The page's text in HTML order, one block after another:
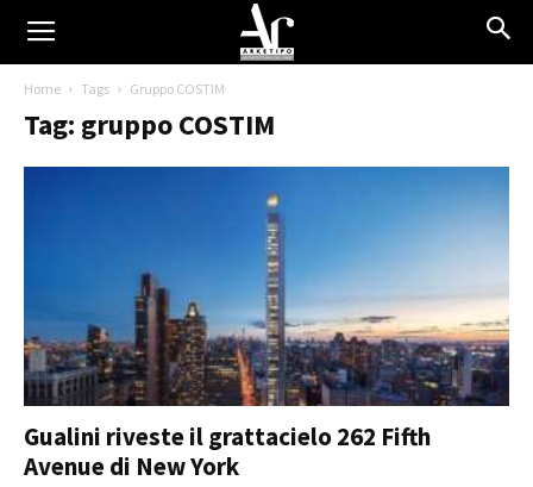
Home Tags Gruppo COSTIM
Tag: gruppo COSTIM
Gualini riveste il grattacielo 262 Fifth
Avenue di New York